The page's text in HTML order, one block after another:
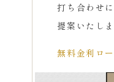
打ち合わせ
提案いたしま
無料金利ロ